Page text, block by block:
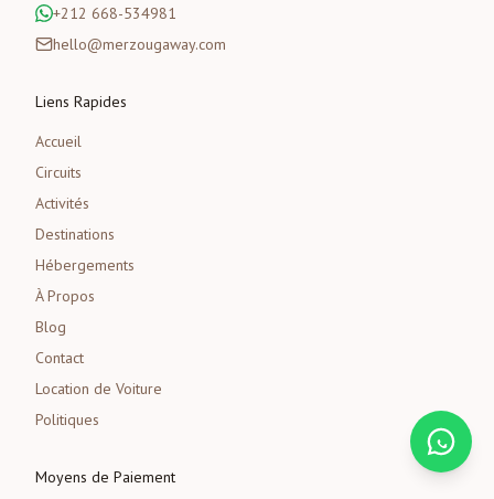
+212 668-534981
hello@merzougaway.com
Liens Rapides
Accueil
Circuits
Activités
Destinations
Hébergements
À Propos
Blog
Contact
Location de Voiture
Politiques
Moyens de Paiement